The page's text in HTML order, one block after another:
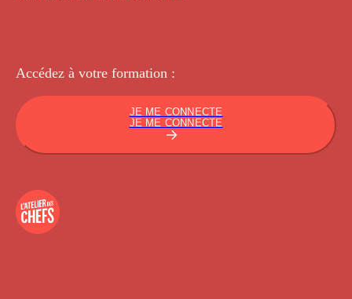
Accédez à votre formation :
JE ME CONNECTE
JE ME CONNECTE